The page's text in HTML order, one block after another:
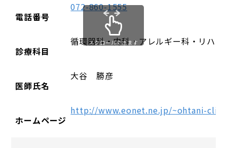
電話番号
072-860-1555
診療科目
循環器科・内科・アレルギー科・リハ
医師氏名
大谷 勝彦
ホームページ
http://www.eonet.ne.jp/~ohtani-
スクロールできます